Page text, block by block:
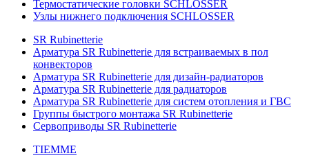
Термостатические головки SCHLOSSER
Узлы нижнего подключения SCHLOSSER
SR Rubinetterie
Арматура SR Rubinetterie для встраиваемых в пол
конвекторов
Арматура SR Rubinetterie для дизайн-радиаторов
Арматура SR Rubinetterie для радиаторов
Арматура SR Rubinetterie для систем отопления и ГВС
Группы быстрого монтажа SR Rubinetterie
Сервоприводы SR Rubinetterie
TIEMME